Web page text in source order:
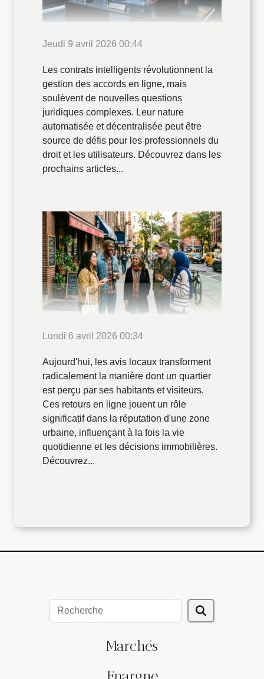
Jeudi 9 avril 2026 00:44
Les contrats intelligents révolutionnent la
gestion des accords en ligne, mais
soulèvent de nouvelles questions
juridiques complexes. Leur nature
automatisée et décentralisée peut être
source de défis pour les professionnels du
droit et les utilisateurs. Découvrez dans les
prochains articles...
Lundi 6 avril 2026 00:34
Aujourd'hui, les avis locaux transforment
radicalement la manière dont un quartier
est perçu par ses habitants et visiteurs.
Ces retours en ligne jouent un rôle
significatif dans la réputation d'une zone
urbaine, influençant à la fois la vie
quotidienne et les décisions immobilières.
Découvrez...
Marchés